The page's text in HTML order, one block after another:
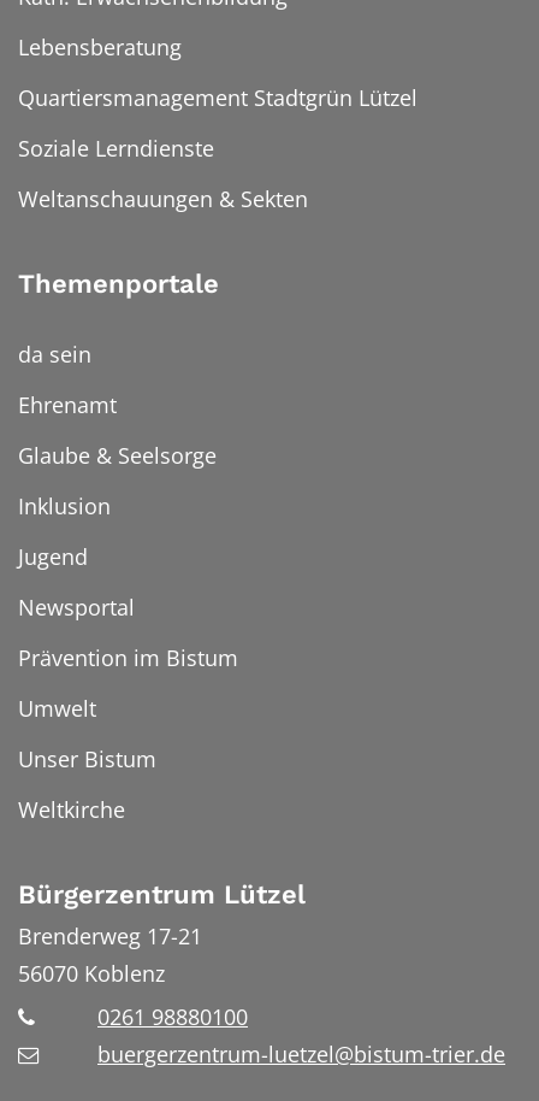
Lebensberatung
Quartiersmanagement Stadtgrün Lützel
Soziale Lerndienste
Weltanschauungen & Sekten
Themenportale
da sein
Ehrenamt
Glaube & Seelsorge
Inklusion
Jugend
Newsportal
Prävention im Bistum
Umwelt
Unser Bistum
Weltkirche
Bürgerzentrum Lützel
Brenderweg 17-21
56070 Koblenz
0261 98880100
buergerzentrum-luetzel@bistum-trier.de